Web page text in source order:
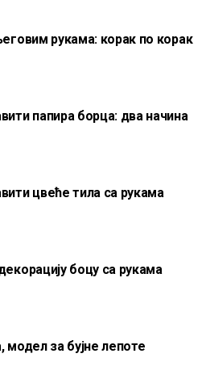
рукама: корак по корак
папира борца: два начина
цвеће тила са рукама
боцу са рукама
модел за бујне лепоте